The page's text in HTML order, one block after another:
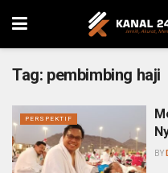
Tag: pembimbing haji
PERSPEKTIF
BY